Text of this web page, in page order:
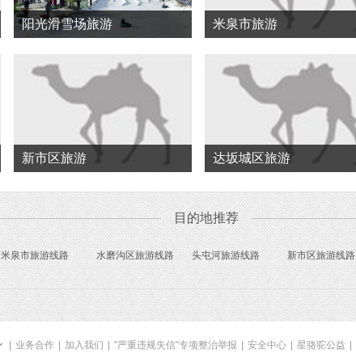
阳光滑雪场旅游 米泉市旅游
新市区旅游 达坂城区旅游
目的地推荐
米泉市旅游线路 水磨沟区旅游线路 头屯河旅游线路 新市区旅游线路
业务合作 加入我们 "严重违规失信"专项整治举报 安全中心 星骆驼公益